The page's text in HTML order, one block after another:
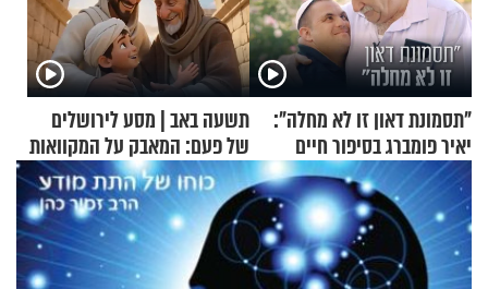
"תסמונת דאון זו לא מחלה":
יאיר פומברג בסיפור חיים
מעורר השראה
תשעה באב | מסע לירושלים
של פעם: המאבק על המקוואות